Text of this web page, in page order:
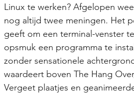
Linux te werken? Afgelopen
nog altijd twee meningen. Het
geeft om een terminal-venster
opsmuk een programma te
zonder sensationele
waardeert boven The Hang
Vergeet plaatjes en